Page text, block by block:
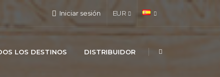
Iniciar sesión EUR
LOS DESTINOS DISTRIBUIDOR